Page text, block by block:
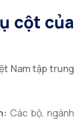
cột của
Nam tập trung
Các bộ, ngành